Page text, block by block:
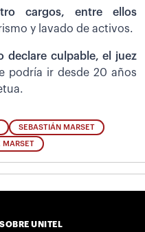
cargos, entre ellos
y lavado de activos.
declare culpable, el juez
podría ir desde 20 años
SEBASTIÁN MARSET
MARSET
SOBRE UNITEL